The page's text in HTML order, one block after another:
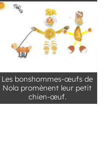
Les bonshommes-œufs de
Nola promènent leur petit
chien-œuf.